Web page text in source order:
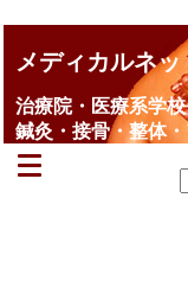
メディカルネ
治療院・医療系学
鍼灸・接骨・整体